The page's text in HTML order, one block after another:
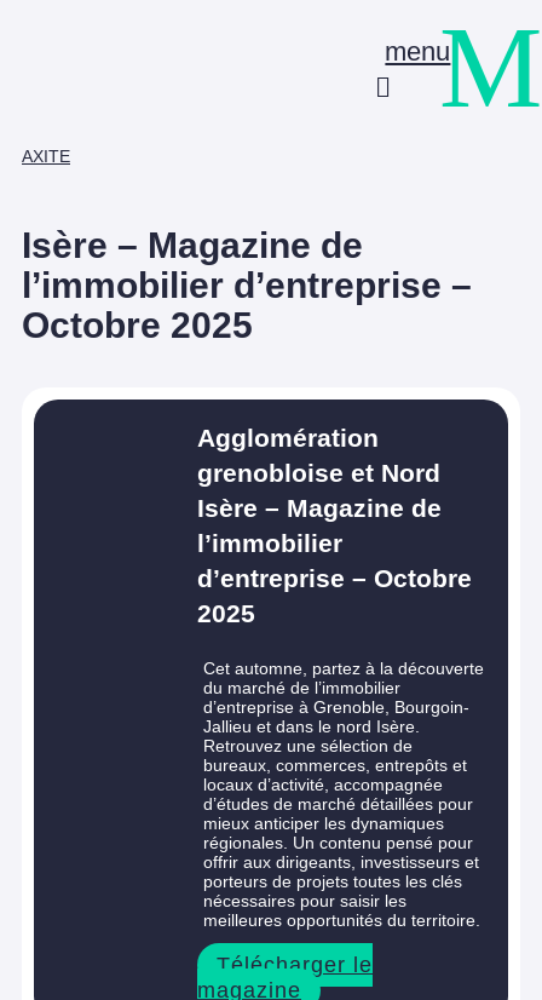
menu
AXITE
Isère – Magazine de
l’immobilier d’entreprise –
Octobre 2025
Agglomération
grenobloise et Nord
Isère – Magazine de
l’immobilier
d’entreprise – Octobre
2025
Cet automne, partez à la découverte
du marché de l’immobilier
d’entreprise à Grenoble, Bourgoin-
Jallieu et dans le nord Isère.
Retrouvez une sélection de
bureaux, commerces, entrepôts et
locaux d’activité, accompagnée
d’études de marché détaillées pour
mieux anticiper les dynamiques
régionales. Un contenu pensé pour
offrir aux dirigeants, investisseurs et
porteurs de projets toutes les clés
nécessaires pour saisir les
meilleures opportunités du territoire.
Télécharger le
magazine
M